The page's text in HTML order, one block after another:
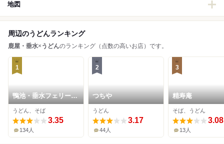
地図
周辺のうどんランキング
鹿屋・垂水× うどんのランキング（点数の高いお店）です。
1
鴨池・垂水フェリー
南海うどん
うどん、そば
3.35
134人
2
つちや
うどん
3.17
44人
3
精寿庵
そば、うどん
3.08
13人